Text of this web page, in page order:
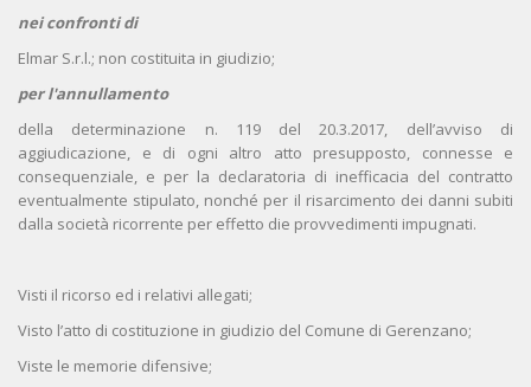
nei confronti di
Elmar S.r.l.; non costituita in giudizio;
per l'annullamento
della determinazione n. 119 del 20.3.2017, dell’avviso di
aggiudicazione, e di ogni altro atto presupposto, connesse e
consequenziale, e per la declaratoria di inefficacia del contratto
eventualmente stipulato, nonché per il risarcimento dei danni subiti
dalla società ricorrente per effetto die provvedimenti impugnati.
Visti il ricorso ed i relativi allegati;
Visto l’atto di costituzione in giudizio del Comune di Gerenzano;
Viste le memorie difensive;